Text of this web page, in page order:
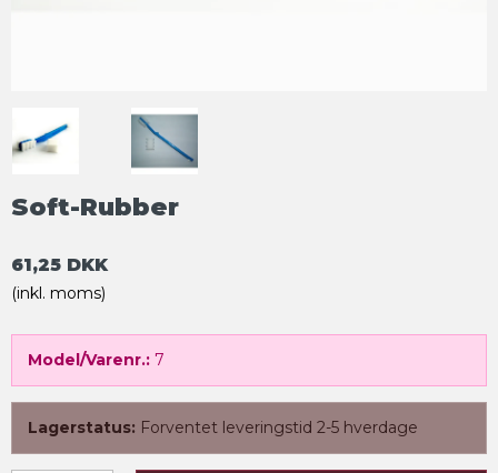
Soft-Rubber
61,25 DKK
(inkl. moms)
Model/Varenr.: 7
Lagerstatus: Forventet leveringstid 2-5 hverdage